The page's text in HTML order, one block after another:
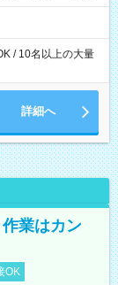
/ 10名以上の大量
詳細へ
業はカン
OK